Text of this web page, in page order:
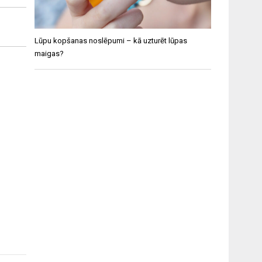
Lūpu kopšanas noslēpumi – kā uzturēt lūpas
maigas?